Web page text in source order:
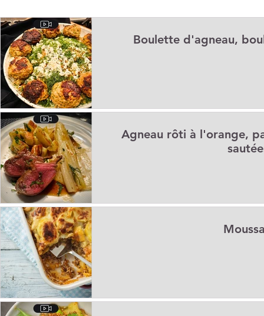
Apéritifs Barbecue / Plancha Collations Desserts
Facile à réchauffer
Lunch Menus de la semaine Pasta Petits-
Recettes de fêtes
Repas principaux Conseils
Techniques culinaires
Boulette d'agneau,
Agneau rôti à l'orange,